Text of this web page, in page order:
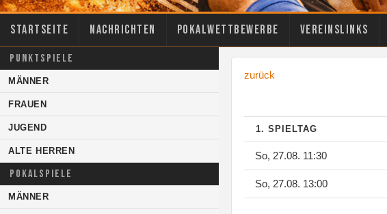
Startseite Nachrichten Pokalwettbewerbe Vereinslinks
PUNKTSPIELE
MÄNNER
FRAUEN
JUGEND
ALTE HERREN
POKALSPIELE
MÄNNER
zurück
1. SPIELTAG
So, 27.08. 11:30
So, 27.08. 13:00